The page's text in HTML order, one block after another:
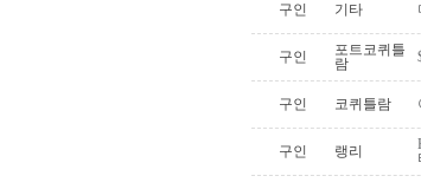
구인 기타
구인
포트코퀴틀
람
구인 코퀴틀람
구인 랭리